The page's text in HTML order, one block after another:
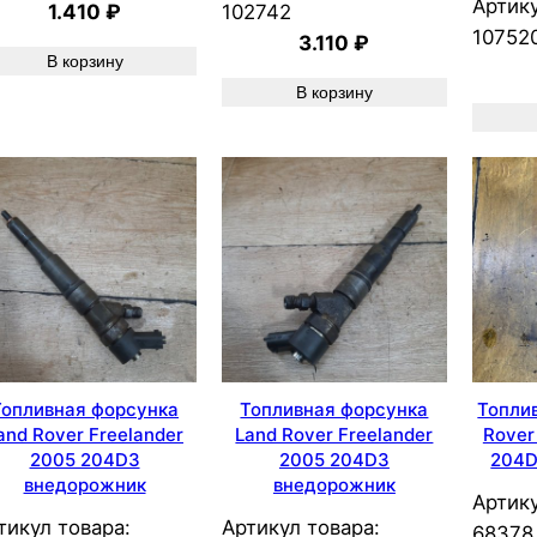
1.410₽
В корзину
102742
3.110₽
В корзину
форсунка
Rover Freelander
2005 204D3
внедорожник
товара:
Топливная форсунка
Land Rover Freelander
2005 204D3
внедорожник
Артикул товара: